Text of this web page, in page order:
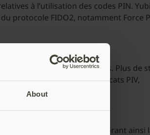
About
à l’utilisation des codes PIN.
protocole FIDO2, notamment Force
normes de sécurité strictes. Plus de
de 100 passkeys, 24 certificats PIV,
de gestion des clés, améliorant ainsi